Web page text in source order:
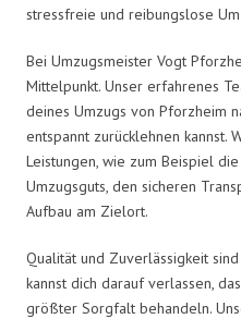
stressfreie und reibungslose
Bei Umzugsmeister Vogt
Mittelpunkt. Unser erfahrenes
deines Umzugs von Pforzheim
entspannt zurücklehnen kannst.
Leistungen, wie zum Beispiel
Umzugsguts, den sicheren
Aufbau am Zielort.
Qualität und Zuverlässigkeit
kannst dich darauf verlassen,
größter Sorgfalt behandeln.